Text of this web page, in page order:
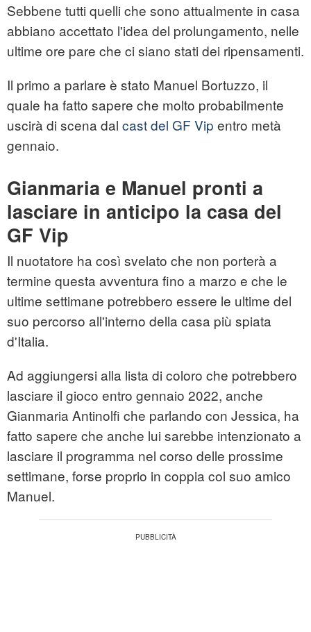
Sebbene tutti quelli che sono attualmente in casa
abbiano accettato l'idea del prolungamento, nelle
ultime ore pare che ci siano stati dei ripensamenti.
Il primo a parlare è stato Manuel Bortuzzo, il
quale ha fatto sapere che molto probabilmente
uscirà di scena dal cast del GF Vip entro metà
gennaio.
Gianmaria e Manuel pronti a
lasciare in anticipo la casa del
GF Vip
Il nuotatore ha così svelato che non porterà a
termine questa avventura fino a marzo e che le
ultime settimane potrebbero essere le ultime del
suo percorso all'interno della casa più spiata
d'Italia.
Ad aggiungersi alla lista di coloro che potrebbero
lasciare il gioco entro gennaio 2022, anche
Gianmaria Antinolfi che parlando con Jessica, ha
fatto sapere che anche lui sarebbe intenzionato a
lasciare il programma nel corso delle prossime
settimane, forse proprio in coppia col suo amico
Manuel.